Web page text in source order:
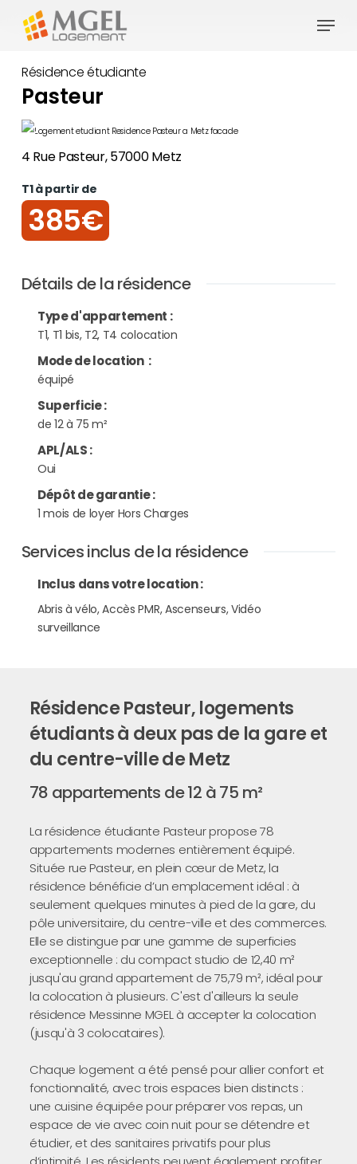
content
Menu
Résidence étudiante
Pasteur
4 Rue Pasteur, 57000 Metz
385€
T1 à partir de
Détails de la résidence
Type d'appartement :
T1, T1 bis, T2, T4 colocation
Mode de location :
équipé
Superficie:
de 12 à 75 m²
APL/ALS:
Oui
Dépôt de garantie:
1 mois de loyer Hors Charges
Services inclus de la résidence
Inclus dans votre location :
Abris à vélo, Accès PMR, Ascenseurs, Vidéo
surveillance
Résidence Pasteur, logements
étudiants à deux pas de la gare et
du centre-ville de Metz
78 appartements de 12 à 75 m²
La résidence étudiante Pasteur propose 78
appartements modernes entièrement équipé.
Située rue Pasteur, en plein cœur de Metz, la
résidence bénéficie d’un emplacement idéal : à
seulement quelques minutes à pied de la gare, du
pôle universitaire, du centre-ville et des commerces.
Elle se distingue par une gamme de superficies
exceptionnelle : du compact studio de 12,40 m²
jusqu'au grand appartement de 75,79 m², idéal pour
la colocation à plusieurs. C'est d'ailleurs la seule
résidence Messinne MGEL à accepter la colocation
(jusqu'à 3 colocataires).
Chaque logement a été pensé pour allier confort et
fonctionnalité, avec trois espaces bien distincts :
une cuisine équipée pour préparer vos repas, un
espace de vie avec coin nuit pour se détendre et
étudier, et des sanitaires privatifs pour plus